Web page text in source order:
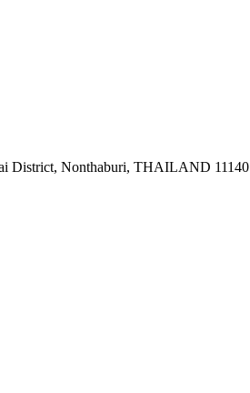
District, Nonthaburi, THAILAND 11140